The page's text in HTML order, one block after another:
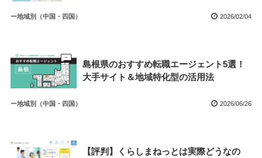
ー地域別（中国・四国） 2026/02/04
島根県のおすすめ転職エージェント5選！
大手サイト＆地域特化型の活用法
ー地域別（中国・四国） 2026/06/26
【評判】くらしまねっとは実際どうなの